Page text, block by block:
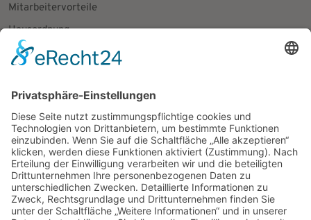
Mitarbeitervorteile
Hausordnung
Fundsachen
Social Media
Facebook
Instagram